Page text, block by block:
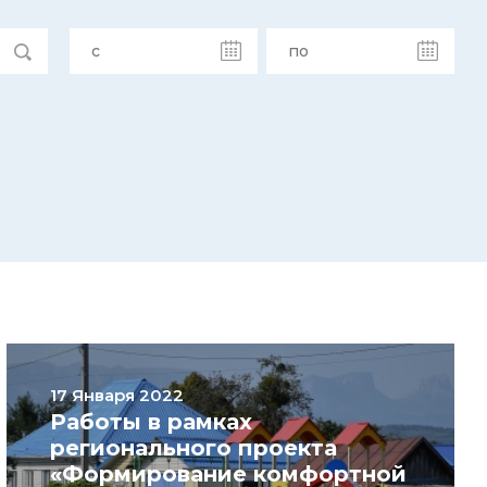
17 Января 2022
Работы в рамках
регионального проекта
«Формирование комфортной